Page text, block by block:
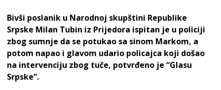
Bivši poslanik u Narodnoj skupštini Republike
Srpske Milan Tubin iz Prijedora ispitan je u policiji
zbog sumnje da se potukao sa sinom Markom, a
potom napao i glavom udario policajca koji došao
na intervenciju zbog tuče, potvrđeno je “Glasu
Srpske”.